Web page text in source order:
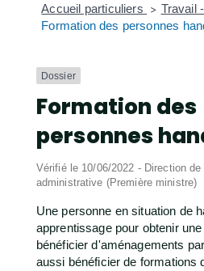
Accueil particuliers > Travail
Formation des personnes
Dossier
Formation des
personnes
Vérifié le 10/06/2022 - Direction
administrative (Première ministre)
Une personne en situation de
apprentissage pour obtenir
bénéficier d'aménagements
aussi bénéficier de formations